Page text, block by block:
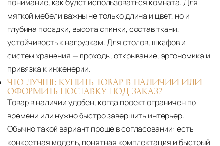
понимание, как будет использоваться комната. Для
мягкой мебели важны не только длина и цвет, но и
глубина посадки, высота спинки, состав ткани,
устойчивость к нагрузкам. Для столов, шкафов и
систем хранения — проходы, открывание, эргономика и
привязка к инженерии.
ЧТО ЛУЧШЕ: КУПИТЬ ТОВАР В НАЛИЧИИ ИЛИ
ОФОРМИТЬ ПОСТАВКУ ПОД ЗАКАЗ?
Товар в наличии удобен, когда проект ограничен по
времени или нужно быстро завершить интерьер.
Обычно такой вариант проще в согласовании: есть
конкретная модель, понятная комплектация и быстрый